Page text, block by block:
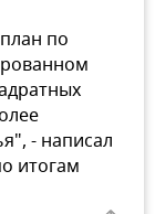
по
- написал
итогам